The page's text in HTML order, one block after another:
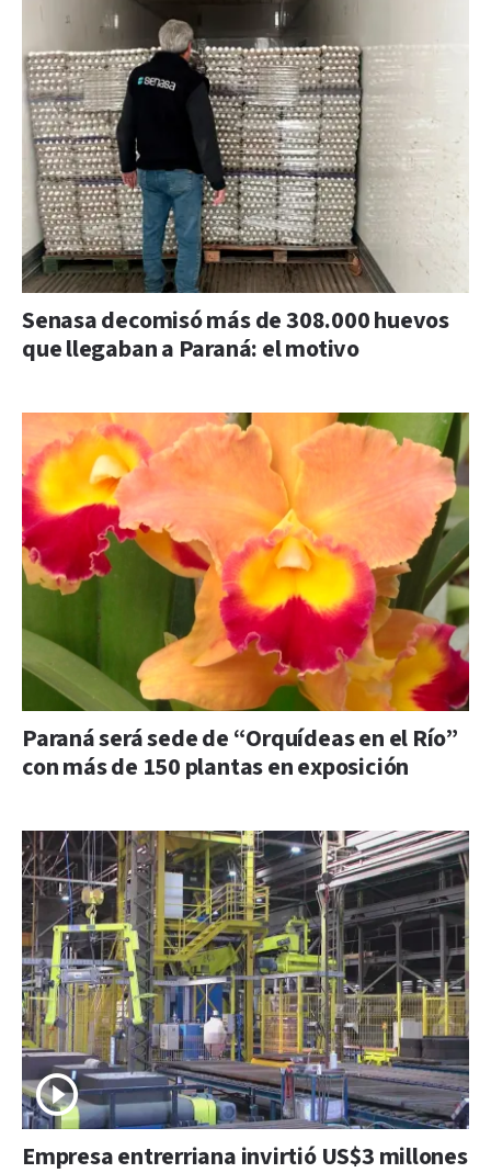
Senasa decomisó más de 308.000 huevos
que llegaban a Paraná: el motivo
Paraná será sede de “Orquídeas en el Río”
con más de 150 plantas en exposición
Empresa entrerriana invirtió US$3 millones